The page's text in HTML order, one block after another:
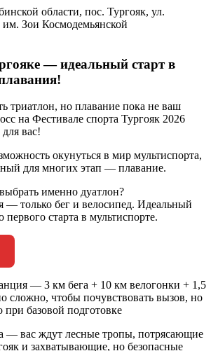
области, пос. Тургояк, ул.
Зои Космодемьянской
— идеальный старт в
триатлон, но плавание пока не ваш
на Фестивале спорта Тургояк 2026
вас!
окунуться в мир мультиспорта,
для многих этап — плавание.
именно дуатлон?
— только бег и велосипед. Идеальный
первого старта в мультиспорте.
— 3 км бега + 10 км велогонки + 1,5
сложно, чтобы почувствовать вызов, но
базовой подготовке
— вас ждут лесные тропы, потрясающие
и захватывающие, но безопасные